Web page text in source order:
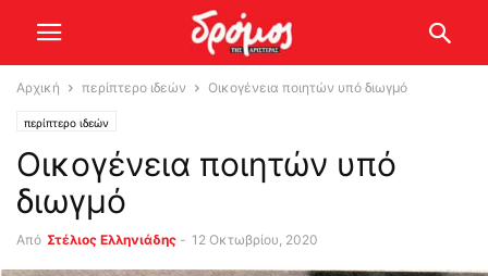
Αρχική περίπτερο ιδεών Οικογένεια ποιητών υπό διωγμό
περίπτερο ιδεών
Οικογένεια ποιητών υπό
διωγμό
Από Στέλιος Ελληνιάδης - 12 Οκτωβρίου, 2020